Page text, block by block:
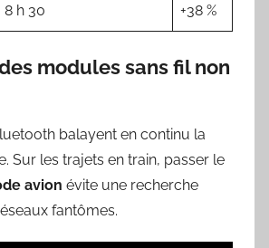
8 h 30 +38 %
modules sans fil non
balayent en continu la
Sur les trajets en train, passer le
avion évite une recherche
fantômes.